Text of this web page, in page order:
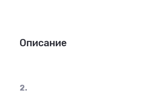
Описание
2.